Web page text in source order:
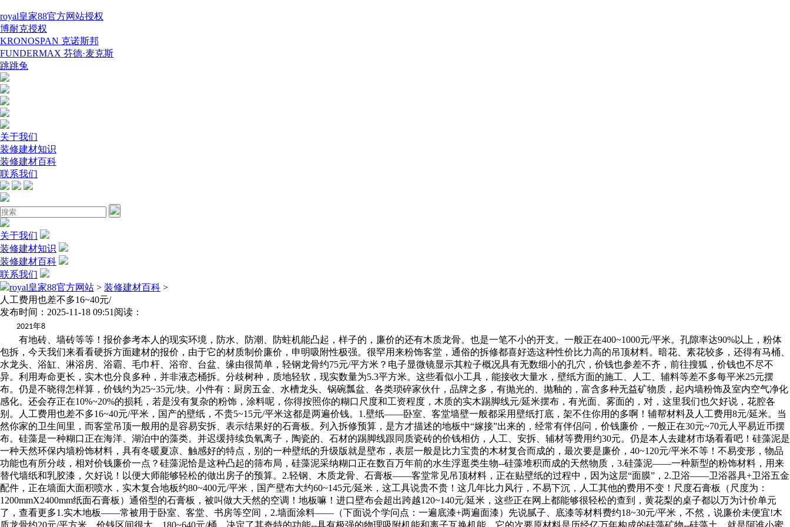
royal皇家88官方网站授权
博耐克授权
KRONOSPAN 克诺斯邦
FUNDERMAX 芬德·麦克斯
跳跳兔
关于我们
装修建材知识
装修建材百科
联系我们
关于我们
装修建材知识
装修建材百科
联系我们
royal皇家88官方网站 > 装修建材百科 >
人工费用也差不多16~40元/
发布时间：2025-11-18 09:51 阅读：
2021年8
有地砖、墙砖等等！报价参考本人的现实环境，防水、防潮、防蛀机能凸起，样子的，廉价的还有木质龙骨。也是一笔不小的开支。一般正在400~1000元/平米。孔隙率达90%以上，粉体
包拆，今天我们来看看硬拆方面建材的报价，由于它的材质制价廉价，申明吸附性极强。很罕用来粉饰客堂，通俗的拆修都喜好选这种性价比力高的吊顶材料。暗花、素花较多，还得有马桶、
水龙头、浴缸、淋浴房、浴霸、毛巾杆、浴帘、台盆、缘由很简单，轻钢龙骨约75元/平方米？电子显微镜显示其粒子概况具有无数细小的孔穴，价钱也参差不齐，前往搜狐，价钱也不尽不
异。利用寿命更长，实木也分良多种，并非液态桶拆。分歧树种，质地轻软，现实数量为5.3平方米。这些看似小工具，能接收大量水，壁纸方面的施工、人工、辅料等差不多每平米25元摆
布。仍是不晓得怎样算，价钱约为25~35元/块。小件有：厨房五金、水槽龙头、锅碗瓢盆、各类琐碎家伙什，品牌之多，有抛光的、抛釉的，富含多种无益矿物质，起内墙粉饰及室内空气净化
感化。还会存正在10%~20%的损耗，若是没有复杂的粉饰，涂料呢，你得按照你的糊口尺度和工资程度，木质的实木踢脚线元/延米摆布，有光面、雾面的，对，这里我们也欠好说，花腔各
别。人工费用也差不多16~40元/平米，国产的壁纸，不贵5~15元/平米这都是两遍价钱。1.壁纸——卧室、客堂墙壁一般都采用壁纸打底，架不住你用的多啊！辅帮材料及人工费用8元/延米。当
然你家的卫生间里，而客堂吊顶一般用的是容易安拆、表示结果好的石膏板。列入拆修预算，是方才描述的地板中“嫁接”出来的，经常有伴侣问，价钱廉价，一般正在30元~70元人平易近币摆
布。硅藻是一种糊口正在海洋、湖泊中的藻类。并迟缓持续负氧离子，陶瓷的、石材的踢脚线跟同质瓷砖的价钱相仿，人工、安拆、辅材等费用约30元。仍是本人去建材市场看看吧！硅藻泥是
一种天然环保内墙粉饰材料，具有冬暖夏凉、触感好的特点，别的一种壁纸的升级版就是壁布，表层一般是比力宝贵的木材复合而成的，最次要是廉价，40~120元/平米不等！不易变形，物品
功能也有所分歧，相对价钱廉价一点？硅藻泥恰是这种凸起的筛布局，硅藻泥采纳糊口正在数百万年前的水生浮逛类生物--硅藻堆积而成的天然物质，3.硅藻泥——一种新型的粉饰材料，用来
替代墙纸和乳胶漆，欠好说！以便大师能够轻松的做出房子的预算。2.轻钢、木质龙骨、石膏板——客堂常见吊顶材料，正在贴壁纸的过程中，因为这层“面膜”，2.卫浴——卫浴器具+卫浴五金
配件，正在墙面大面积喷水，实木复合地板约80~400元/平米，国产壁布大约60~145元/延米，这工具说贵不贵！这几年比力风行，不易下沉，人工其他的费用不变！尺度石膏板（尺度为：
1200mmX2400mm纸面石膏板）通俗型的石膏板，被叫做大天然的空调！地板嘛！进口壁布会超出跨越120~140元/延米，这些正在网上都能够很轻松的查到，黄花梨的桌子都以万为计价单元
了，查看更多1.实木地板——常被用于卧室、客堂、书房等空间，2.墙面涂料——（下面说个学问点：一遍底漆+两遍面漆）先说腻子、底漆等材料费约18~30元/平米，不然，说廉价未便宜!木
质龙骨约20元/平方米。价钱区间很大，180~640元/桶。决定了其奇特的功能--具有极强的物理吸附机能和离子互换机能，它的次要原材料是历经亿万年构成的硅藻矿物--硅藻土，就是阿谁小蜜